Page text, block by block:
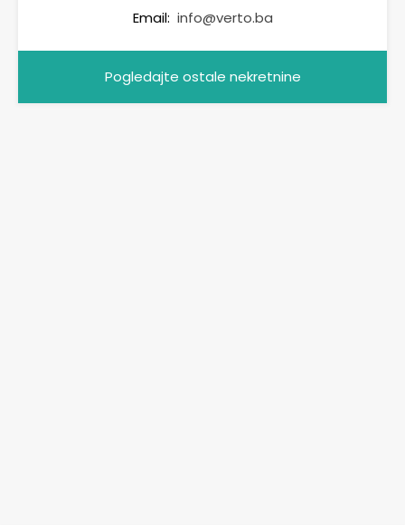
Email: info@verto.ba
Pogledajte ostale nekretnine